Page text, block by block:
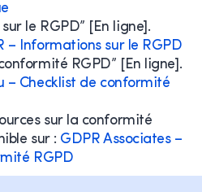
le RGPD” [En ligne].
– Informations sur le RGPD
RGPD” [En ligne].
– Checklist de conformité
sur la conformité
sur : GDPR Associates –
RGPD